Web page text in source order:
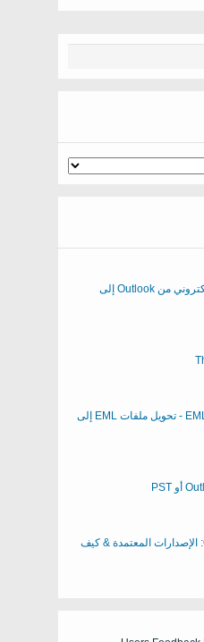
كيفية ترحيل رسائل البريد الإلكتروني من Outlook إلى
EML to Thunderbird Converter - تحويل ملفات EML إلى
استخدام Emojis في Outlook: الإصدارات المعتمدة & كيف